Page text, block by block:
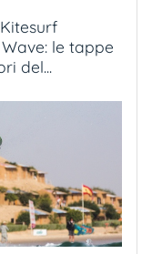
le tappe
del...